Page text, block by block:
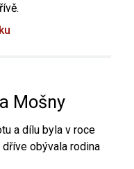
Mošny
a dílu byla v roce
obývala rodina